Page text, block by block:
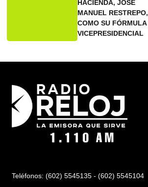
HACIENDA, JOSÉ
MANUEL RESTREPO,
COMO SU FÓRMULA
VICEPRESIDENCIAL
Teléfonos: (602) 5545135 - (602) 5545104